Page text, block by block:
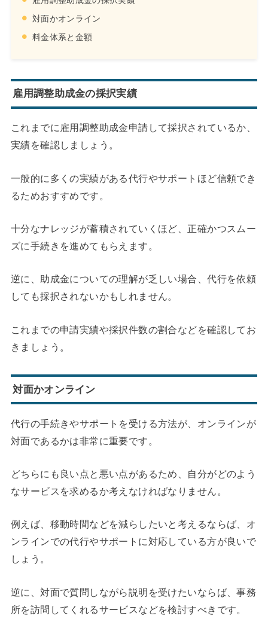
対面かオンライン
料金体系と金額
雇用調整助成金の採択実績
これまでに雇用調整助成金申請して採択されているか、
実績を確認しましょう。
一般的に多くの実績がある代行やサポートほど信頼でき
るためおすすめです。
十分なナレッジが蓄積されていくほど、正確かつスムー
ズに手続きを進めてもらえます。
逆に、助成金についての理解が乏しい場合、代行を依頼
しても採択されないかもしれません。
これまでの申請実績や採択件数の割合などを確認してお
きましょう。
対面かオンライン
代行の手続きやサポートを受ける方法が、オンラインが
対面であるかは非常に重要です。
どちらにも良い点と悪い点があるため、自分がどのよう
なサービスを求めるか考えなければなりません。
例えば、移動時間などを減らしたいと考えるならば、オ
ンラインでの代行やサポートに対応している方が良いで
しょう。
逆に、対面で質問しながら説明を受けたいならば、事務
所を訪問してくれるサービスなどを検討すべきです。